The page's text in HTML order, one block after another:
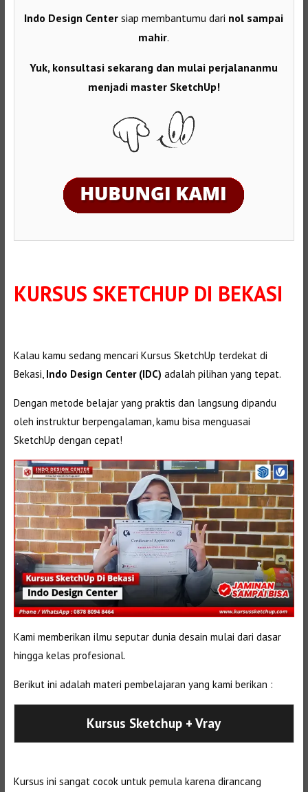
Indo Design Center siap membantumu dari nol sampai
mahir.
Yuk, konsultasi sekarang dan mulai perjalananmu
menjadi master SketchUp!
KURSUS SKETCHUP DI BEKASI
Kalau kamu sedang mencari Kursus SketchUp terdekat di
Bekasi, Indo Design Center (IDC) adalah pilihan yang tepat.
Dengan metode belajar yang praktis dan langsung dipandu
oleh instruktur berpengalaman, kamu bisa menguasai
SketchUp dengan cepat!
Kami memberikan ilmu seputar dunia desain mulai dari dasar
hingga kelas profesional.
Berikut ini adalah materi pembelajaran yang kami berikan :
Kursus Sketchup + Vray
Kursus ini sangat cocok untuk pemula karena dirancang